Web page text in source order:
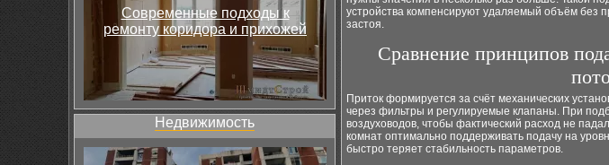
Современные подходы к
ремонту коридора и прихожей
Недвижимость
устройства компенсируют удаляемый объём без
застоя.
Сравнение принципов
Приток формируется за счёт механических
через фильтры и регулируемые клапаны. При
воздуховодов, чтобы фактический расход не
комнат оптимально поддерживать подачу на
быстро теряет стабильность параметров.